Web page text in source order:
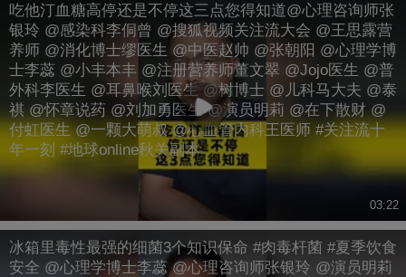
吃他汀血糖高停还是不停这三点您得知道@心理咨询师张
银玲 @感染科李侗曾 @搜狐视频关注流大会 @王思露营
养师 @消化博士缪医生 @中医赵帅 @张朝阳 @心理学博
士李蕊 @小丰本丰 @注册营养师董文翠 @Jojo医生 @普
外科李医生 @耳鼻喉刘医生 @树博士 @儿科马大夫 @泰
祺 @怀章说药 @刘加勇医生 @演员明莉 @在下散财 @
付虹医生 @一颗大萌叔 @心血管内科王医师 #关注流十
年一刻 #地球online秋关副本
03:22
冰箱里毒性最强的细菌3个知识保命 #肉毒杆菌 #夏季饮食
安全 @心理学博士李蕊 @心理咨询师张银玲 @演员明莉